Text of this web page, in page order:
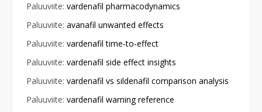
Paluuviite: vardenafil pharmacodynamics
Paluuviite: avanafil unwanted effects
Paluuviite: vardenafil time‑to‑effect
Paluuviite: vardenafil side effect insights
Paluuviite: vardenafil vs sildenafil comparison analysis
Paluuviite: vardenafil warning reference